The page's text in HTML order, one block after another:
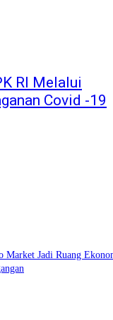
RI Melalui
Covid -19
Market Jadi Ruang